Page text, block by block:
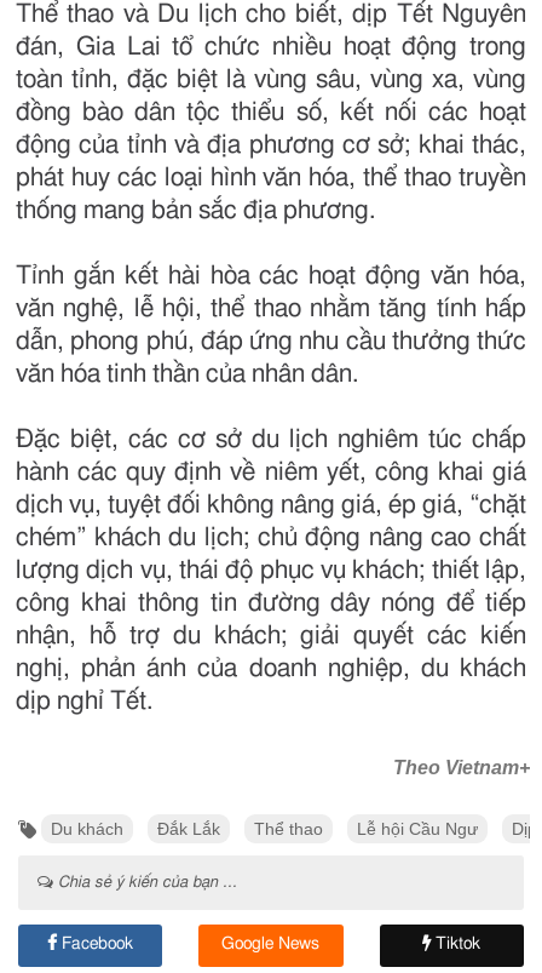
Thể thao và Du lịch cho biết, dịp Tết Nguyên
đán, Gia Lai tổ chức nhiều hoạt động trong
toàn tỉnh, đặc biệt là vùng sâu, vùng xa, vùng
đồng bào dân tộc thiểu số, kết nối các hoạt
động của tỉnh và địa phương cơ sở; khai thác,
phát huy các loại hình văn hóa, thể thao truyền
thống mang bản sắc địa phương.
Tỉnh gắn kết hài hòa các hoạt động văn hóa,
văn nghệ, lễ hội, thể thao nhằm tăng tính hấp
dẫn, phong phú, đáp ứng nhu cầu thưởng thức
văn hóa tinh thần của nhân dân.
Đặc biệt, các cơ sở du lịch nghiêm túc chấp
hành các quy định về niêm yết, công khai giá
dịch vụ, tuyệt đối không nâng giá, ép giá, “chặt
chém” khách du lịch; chủ động nâng cao chất
lượng dịch vụ, thái độ phục vụ khách; thiết lập,
công khai thông tin đường dây nóng để tiếp
nhận, hỗ trợ du khách; giải quyết các kiến
nghị, phản ánh của doanh nghiệp, du khách
dịp nghỉ Tết.
Theo Vietnam+
Du khách Đắk Lắk Thể thao Lễ hội Cầu Ngư Dịp
Chia sẻ ý kiến của bạn ...
Facebook Google News Tiktok